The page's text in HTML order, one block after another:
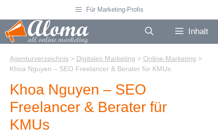
Inhalt
springen
Für Marketing-Profis
Inhalt
Agenturverzeichnis > Digitales Marketing > Online-Marketing >
Khoa Nguyen – SEO Freelancer & Berater für KMUs
Khoa Nguyen – SEO
Freelancer & Berater für
KMUs